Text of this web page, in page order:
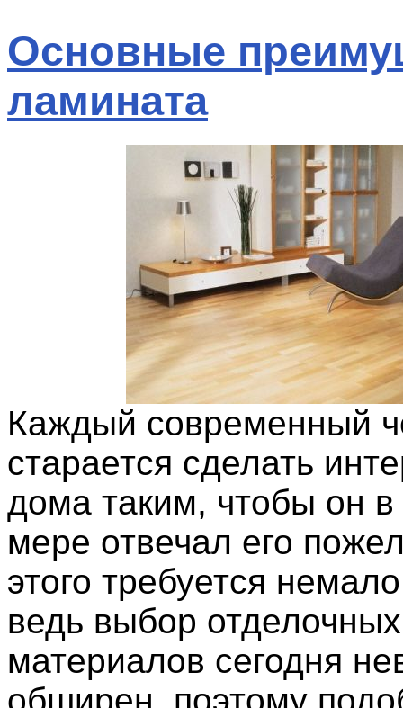
Основные
ламината
Каждый современный
старается сделать
дома таким, чтобы он
мере отвечал его
этого требуется
ведь выбор отделочных
материалов сегодня
обширен, поэтому